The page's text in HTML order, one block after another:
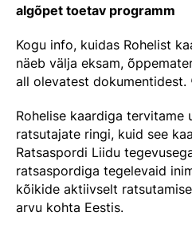
TEENUSTE HINNAKIRI
AJALUGU
Ajajoon
Aastaraamatud
KLUBID
VABATAHTLIKUD
Mänedžer Ja Komitee
Välisvõistlustel Osaleja
Regulatsioonid
Võistluskalender
Võistlussarjad
Edetabelid
Taastaotlemine
Õppematerjalid
Kutseeksam
Praktika Ja Mentortreenerid
Hindamiskomisjon
EOK Treenerite Register
algõpet toetav programm
Kogu info, kuidas Rohelist
näeb välja eksam,
all olevatest dokumentidest.
Rohelise kaardiga tervitame
ratsutajate ringi, kuid see
Ratsaspordi Liidu
ratsaspordiga tegelevaid
kõikide aktiivselt
arvu kohta Eestis.